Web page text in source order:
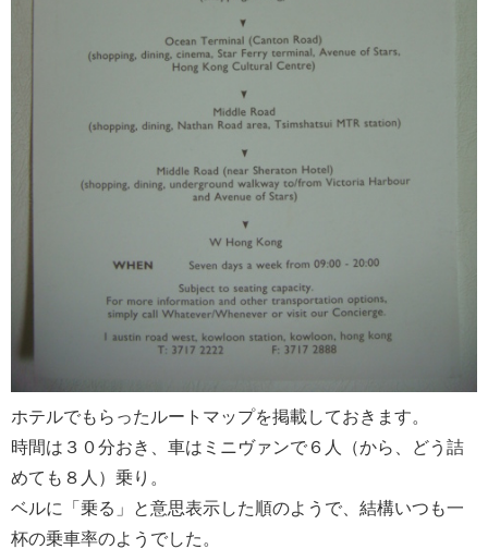
ホテルでもらったルートマップを掲載しておきます。
時間は３０分おき、車はミニヴァンで６人（から、どう詰
めても８人）乗り。
ベルに「乗る」と意思表示した順のようで、結構いつも一
杯の乗車率のようでした。